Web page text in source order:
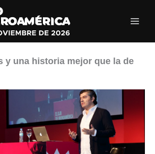
y una historia mejor que la de